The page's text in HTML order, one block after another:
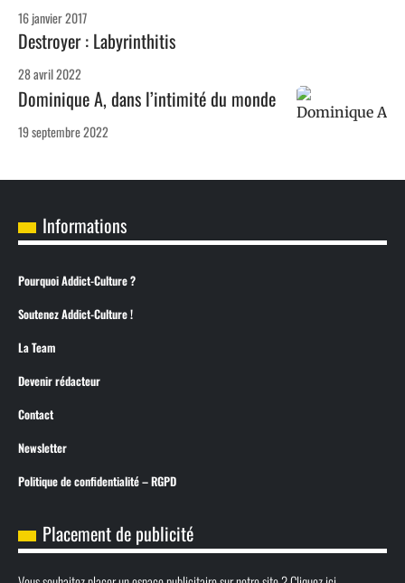
16 janvier 2017
Destroyer : Labyrinthitis
28 avril 2022
Dominique A, dans l’intimité du monde
19 septembre 2022
Informations
Pourquoi Addict-Culture ?
Soutenez Addict-Culture !
La Team
Devenir rédacteur
Contact
Newsletter
Politique de confidentialité – RGPD
Placement de publicité